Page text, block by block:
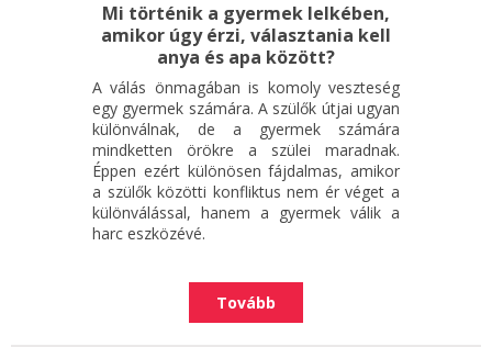
Mi történik a gyermek lelkében,
amikor úgy érzi, választania kell
anya és apa között?
A válás önmagában is komoly veszteség
egy gyermek számára. A szülők útjai ugyan
különválnak, de a gyermek számára
mindketten örökre a szülei maradnak.
Éppen ezért különösen fájdalmas, amikor
a szülők közötti konfliktus nem ér véget a
különválással, hanem a gyermek válik a
harc eszközévé.
Tovább